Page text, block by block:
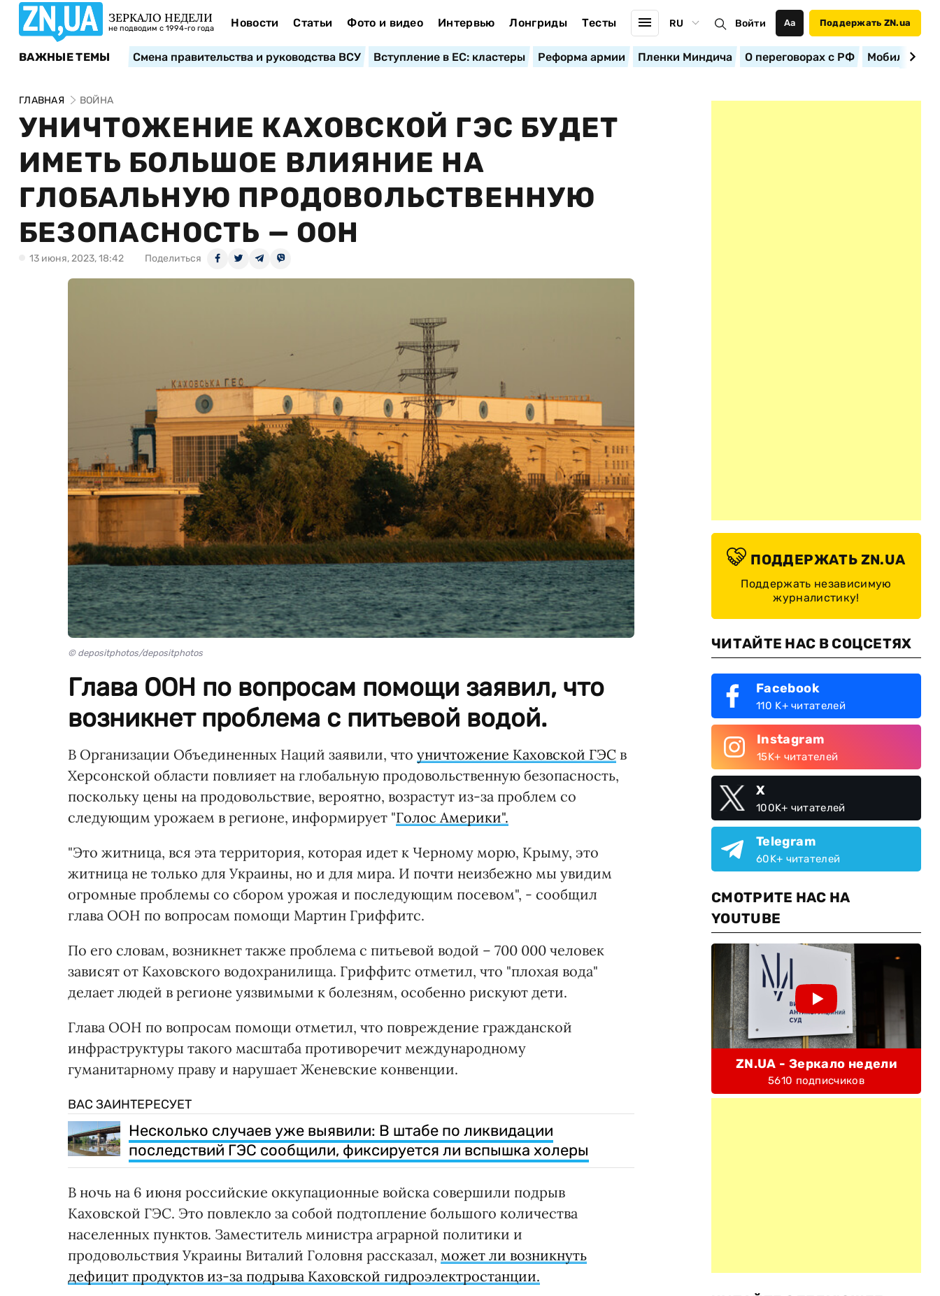
ЗЕРКАЛО НЕДЕЛИ
не подводим с 1994-го года Новости Статьи Фото и видео Интервью Лонгриды Тесты RU Войти Аа Поддержать ZN.ua
ВАЖНЫЕ ТЕМЫ Смена правительства и руководства ВСУ Вступление в ЕС: кластеры Реформа армии Пленки Миндича О переговорах с РФ
ГЛАВНАЯ ВОЙНА
УНИЧТОЖЕНИЕ КАХОВСКОЙ ГЭС БУДЕТ
ИМЕТЬ БОЛЬШОЕ ВЛИЯНИЕ НА
ГЛОБАЛЬНУЮ ПРОДОВОЛЬСТВЕННУЮ
БЕЗОПАСНОСТЬ — ООН
13 июня, 2023, 18:42 Поделиться
© depositphotos/depositphotos
Глава ООН по вопросам помощи заявил, что
возникнет проблема с питьевой водой.
В Организации Объединенных Наций заявили, что уничтожение Каховской ГЭС в
Херсонской области повлияет на глобальную продовольственную безопасность,
поскольку цены на продовольствие, вероятно, возрастут из-за проблем со
следующим урожаем в регионе, информирует "Голос Америки".
"Это житница, вся эта территория, которая идет к Черному морю, Крыму, это
житница не только для Украины, но и для мира. И почти неизбежно мы увидим
огромные проблемы со сбором урожая и последующим посевом", - сообщил
глава ООН по вопросам помощи Мартин Гриффитс.
По его словам, возникнет также проблема с питьевой водой – 700 000 человек
зависят от Каховского водохранилища. Гриффитс отметил, что "плохая вода"
делает людей в регионе уязвимыми к болезням, особенно рискуют дети.
Глава ООН по вопросам помощи отметил, что повреждение гражданской
инфраструктуры такого масштаба противоречит международному
гуманитарному праву и нарушает Женевские конвенции.
ВАС ЗАИНТЕРЕСУЕТ
Несколько случаев уже выявили: В штабе по ликвидации
последствий ГЭС сообщили, фиксируется ли вспышка холеры
В ночь на 6 июня российские оккупационные войска совершили подрыв
Каховской ГЭС. Это повлекло за собой подтопление большого количества
населенных пунктов. Заместитель министра аграрной политики и
продовольствия Украины Виталий Головня рассказал, может ли возникнуть
дефицит продуктов из-за подрыва Каховской гидроэлектростанции.
ПОДДЕРЖАТЬ ZN.UA
Поддержать независимую
журналистику!
ЧИТАЙТЕ НАС В СОЦСЕТЯХ
Facebook
110 K+ читателей
Instagram
15K+ читателей
X
100K+ читателей
Telegram
60K+ читателей
СМОТРИТЕ НАС НА
YOUTUBE
ZN.UA - Зеркало недели
5610 подписчиков